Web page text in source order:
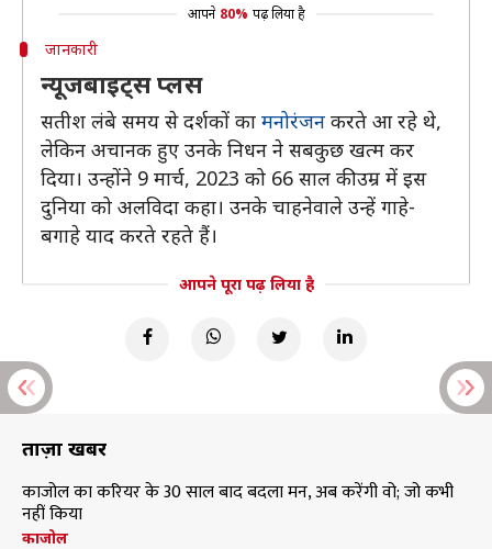
आपने 80% पढ़ लिया है
जानकारी
न्यूजबाइट्स प्लस
सतीश लंबे समय से दर्शकों का मनोरंजन करते आ रहे थे,
लेकिन अचानक हुए उनके निधन ने सबकुछ खत्म कर
दिया। उन्होंने 9 मार्च, 2023 को 66 साल की उम्र में इस
दुनिया को अलविदा कहा। उनके चाहनेवाले उन्हें गाहे-
बगाहे याद करते रहते हैं।
आपने पूरा पढ़ लिया है
ताज़ा खबरें
काजोल का करियर के 30 साल बाद बदला मन, अब करेंगी वो; जो कभी
नहीं किया
काजोल